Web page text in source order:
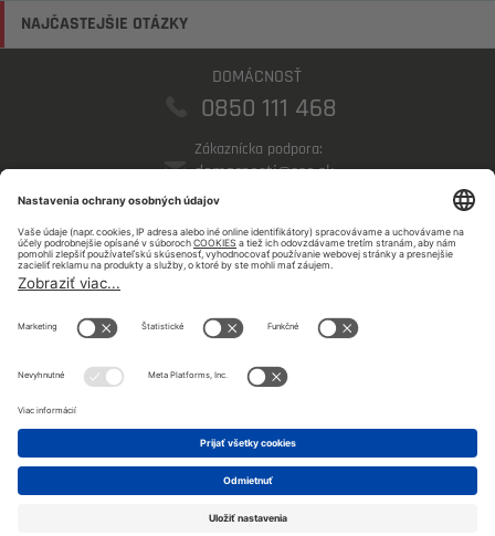
NAJČASTEJŠIE OTÁZKY
DOMÁCNOSŤ
0850 111 468
Zákaznícka podpora:
domacnosti@sse.sk
PODNIKATELIA
0850 123 555
Zákaznícka podpora:
podnikatelia@sse.sk
Sledujte nás na sociálnych sieťach: